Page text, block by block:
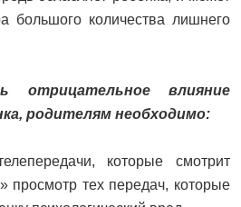
большого количества лишнего
отрицательное влияние
родителям необходимо:
которые смотрит
просмотр тех передач, которые